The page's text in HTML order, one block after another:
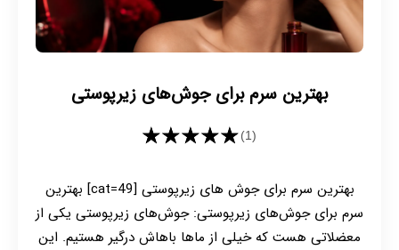
بهترین سرم برای جوش‌های زیرپوستی
★★★★★(1)
بهترین سرم برای جوش های زیرپوستی [cat=49] بهترین
سرم برای جوش‌های زیرپوستی: جوش‌های زیرپوستی یکی از
معضلاتی هست که خیلی از ماها باهاش درگیر هستیم. این